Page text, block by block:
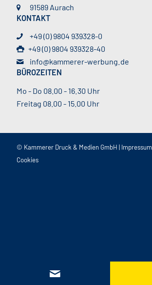
91589 Aurach
KONTAKT
+49 (0) 9804 939328-0
+49 (0) 9804 939328-40
info@kammerer-werbung.de
BÜROZEITEN
Mo - Do 08.00 - 16.30 Uhr
Freitag 08.00 - 15.00 Uhr
© Kammerer Druck & Medien GmbH | Impressum
Cookies